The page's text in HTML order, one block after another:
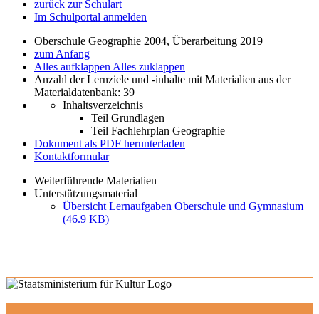
zurück zur Schulart
Im Schulportal anmelden
Oberschule Geographie 2004, Überarbeitung 2019
zum Anfang
Alles aufklappen Alles zuklappen
Anzahl der Lernziele und -inhalte mit Materialien aus der
Materialdatenbank: 39
Inhaltsverzeichnis
Teil Grundlagen
Teil Fachlehrplan Geographie
Dokument als PDF herunterladen
Kontaktformular
Weiterführende Materialien
Unterstützungsmaterial
Übersicht Lernaufgaben Oberschule und Gymnasium
(46.9 KB)